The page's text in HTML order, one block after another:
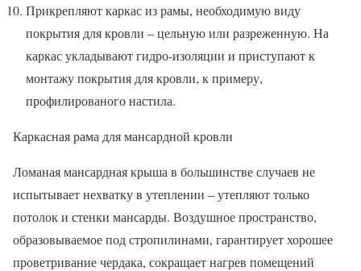
Прикрепляют каркас из рамы, необходимую виду
покрытия для кровли – цельную или разреженную. На
каркас укладывают гидро-изоляции и приступают к
монтажу покрытия для кровли, к примеру,
профилированого настила.
Каркасная рама для мансардной кровли
Ломаная мансардная крыша в большинстве случаев не
испытывает нехватку в утеплении – утепляют только
потолок и стенки мансарды. Воздушное пространство,
образовываемое под стропилинами, гарантирует хорошее
проветривание чердака, сокращает нагрев помещений